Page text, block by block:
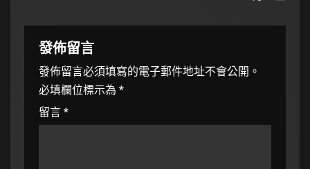
發佈留言
發佈留言必須填寫的電子郵件地址不會公開。
必填欄位標示為 *
留言 *